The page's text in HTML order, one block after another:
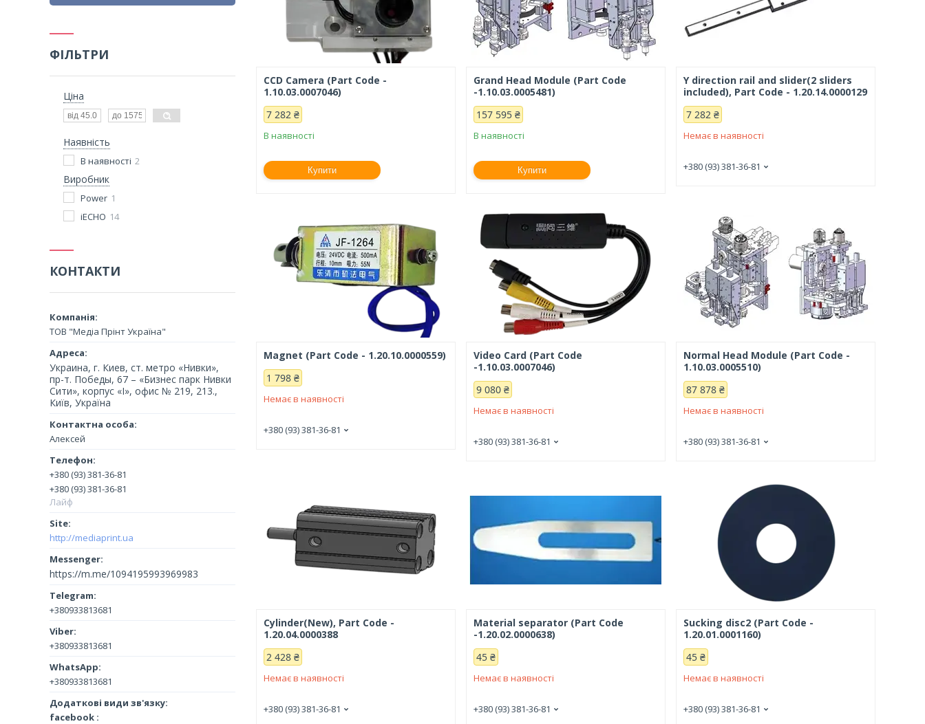
CCD Camera (Part Code -
1.10.03.0007046)
7 282 ₴
В наявності
Купити
Grand Head Module (Part Code
-1.10.03.0005481)
157 595 ₴
В наявності
Купити
Y direction rail and slider(2 sliders
included), Part Code - 1.20.14.0000129
7 282 ₴
Немає в наявності
+380 (93) 381-36-81
Magnet (Part Code - 1.20.10.0000559)
1 798 ₴
Немає в наявності
+380 (93) 381-36-81
Video Card (Part Code
-1.10.03.0007046)
9 080 ₴
Немає в наявності
+380 (93) 381-36-81
Normal Head Module (Part Code -
1.10.03.0005510)
87 878 ₴
Немає в наявності
+380 (93) 381-36-81
Cylinder(New), Part Code -
1.20.04.0000388
2 428 ₴
Немає в наявності
+380 (93) 381-36-81
Material separator (Part Code
-1.20.02.0000638)
45 ₴
Немає в наявності
+380 (93) 381-36-81
Sucking disc2 (Part Code -
1.20.01.0001160)
45 ₴
Немає в наявності
+380 (93) 381-36-81
ФІЛЬТРИ
Ціна
Наявність
В наявності 2
Виробник
Power 1
iECHO 14
КОНТАКТИ
ТОВ "Медіа Прінт Україна"
Украина, г. Киев, ст. метро «Нивки»,
пр-т. Победы, 67 – «Бизнес парк Нивки
Сити», корпус «I», офис № 219, 213.,
Київ, Україна
Алексей
+380 (93) 381-36-81
+380 (93) 381-36-81
Лайф
http://mediaprint.ua
https://m.me/1094195993969983
+380933813681
+380933813681
+380933813681
facebook